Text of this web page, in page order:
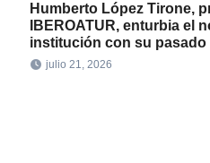
Humberto López Tirone,
IBEROATUR, enturbia el
institución con su pasado
julio 21, 2026